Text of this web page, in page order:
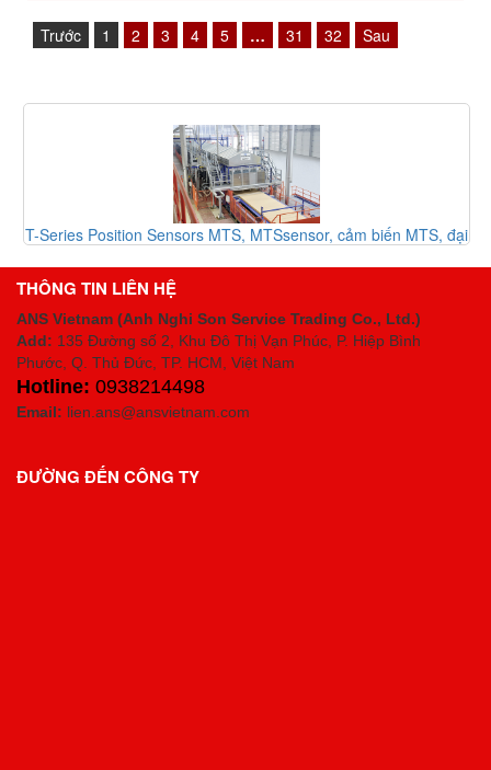
RH5MA0050M01D701S1052B6, ERM0600MD341A01,
GH5MA0150M01D601A0, sensor Temposonics, đại lý
Trước 1 2 3 4 5 … 31 32 Sau
T-Series Position Sensors MTS, MTSsensor, cảm biến MTS, đại
THÔNG TIN LIÊN HỆ
ANS Vietnam (Anh Nghi Son Service Trading Co., Ltd.)
Add: 135 Đường số 2, Khu Đô Thị Vạn Phúc, P. Hiệp Bình
Phước, Q. Thủ Đức, TP. HCM, Việt Nam
Hotline: 0938214498
Email: lien.ans@ansvietnam.com
ĐƯỜNG ĐẾN CÔNG TY